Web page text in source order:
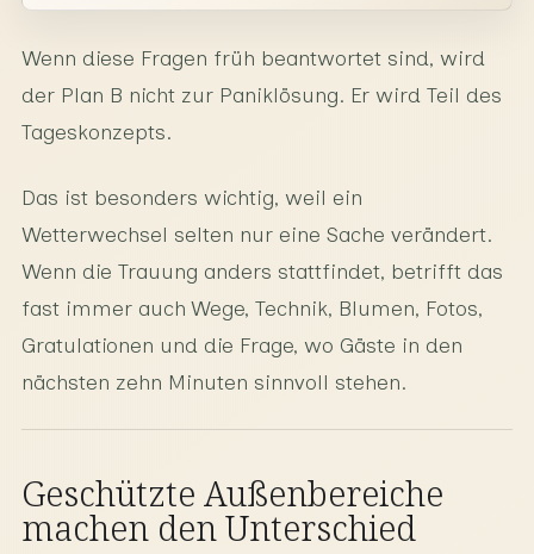
Wenn diese Fragen früh beantwortet sind, wird
der Plan B nicht zur Paniklösung. Er wird Teil des
Tageskonzepts.
Das ist besonders wichtig, weil ein
Wetterwechsel selten nur eine Sache verändert.
Wenn die Trauung anders stattfindet, betrifft das
fast immer auch Wege, Technik, Blumen, Fotos,
Gratulationen und die Frage, wo Gäste in den
nächsten zehn Minuten sinnvoll stehen.
Geschützte Außenbereiche
machen den Unterschied